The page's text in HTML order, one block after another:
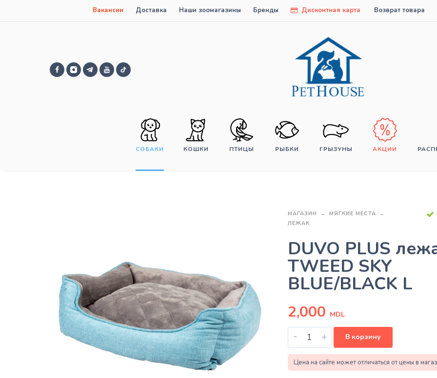
Вакансии Доставка Наши зоомагазины Бренды Дисконтная карта Возврат товара
СОБАКИ КОШКИ ПТИЦЫ РЫБКИ ГРЫЗУНЫ АКЦИИ
МАГАЗИН
МЯГКИЕ МЕСТА
ЛЕЖАК
DUVO PLUS
TWEED SKY
BLUE/BLACK L
2,000 MDL
- + В корзину
Цена на сайте может отличаться от цены в